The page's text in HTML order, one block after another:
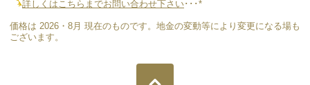
詳しくはこちらまでお問い合わせ下さい･･･*
価格は 2026・8月 現在のものです。地金の変動等により変更になる場も
ございます。